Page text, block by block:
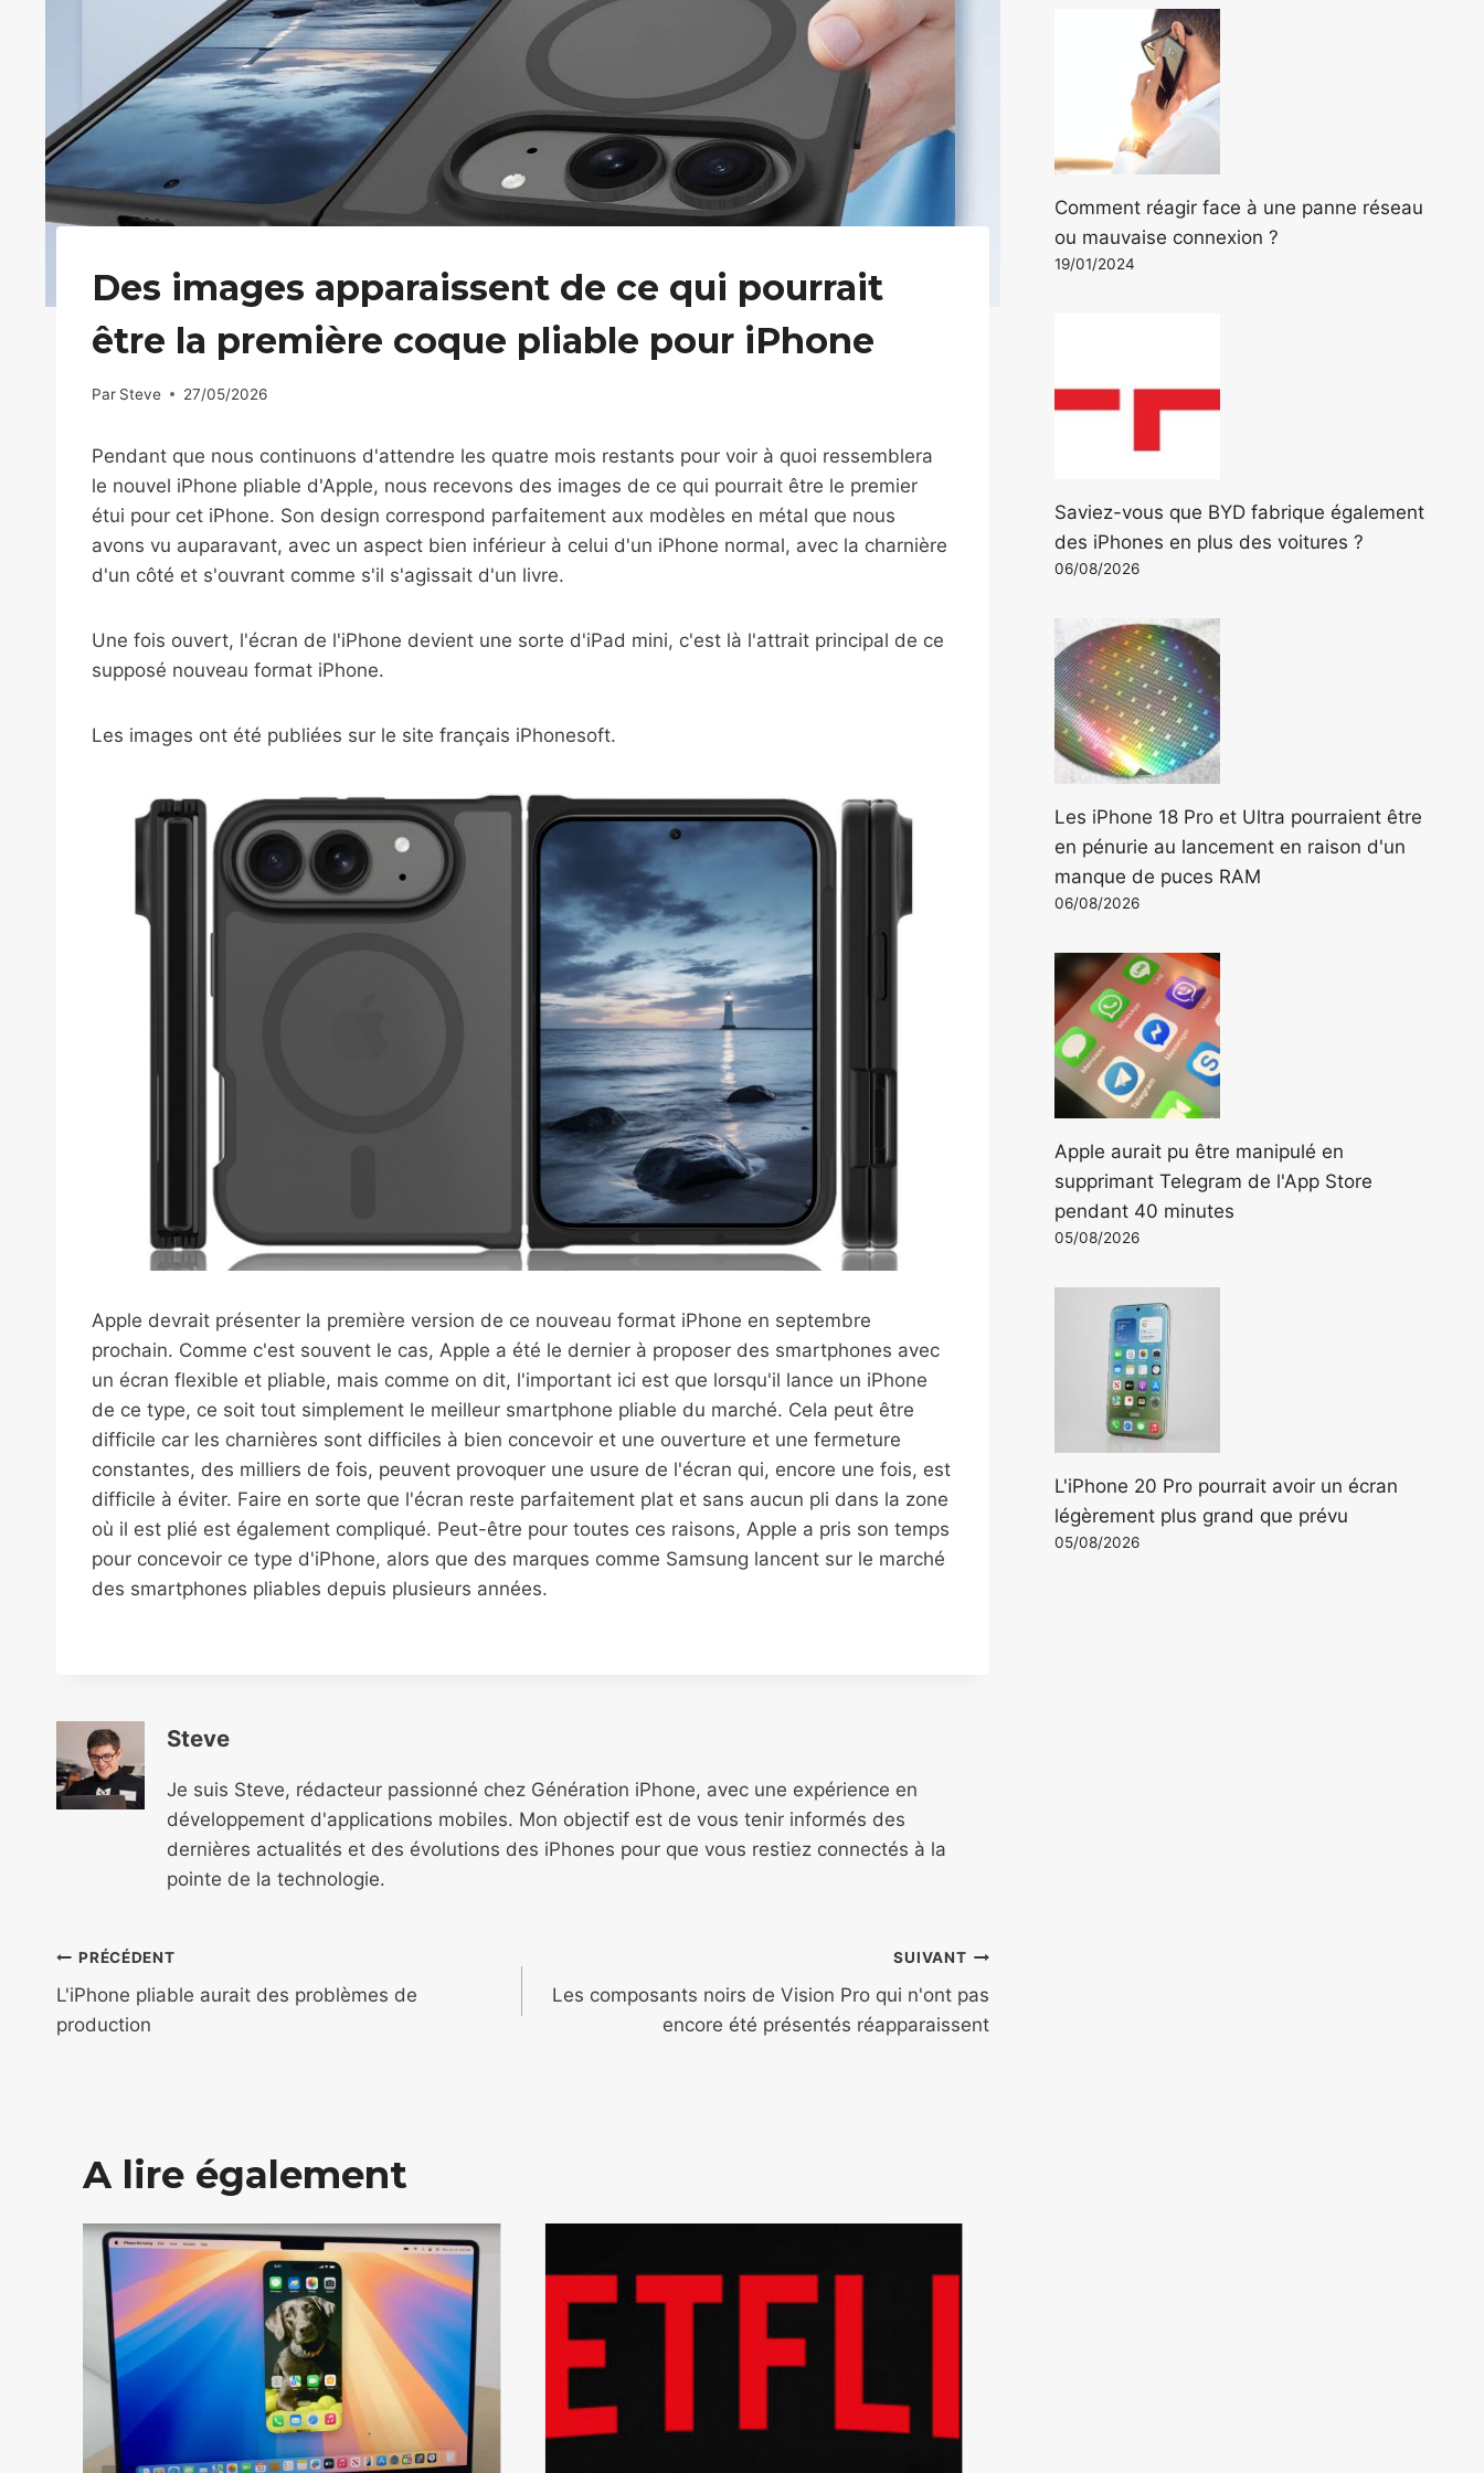
Des images apparaissent de ce qui pourrait
être la première coque pliable pour iPhone
Par Steve 27/05/2026
Pendant que nous continuons d'attendre les quatre mois restants pour voir à quoi ressemblera
le nouvel iPhone pliable d'Apple, nous recevons des images de ce qui pourrait être le premier
étui pour cet iPhone. Son design correspond parfaitement aux modèles en métal que nous
avons vu auparavant, avec un aspect bien inférieur à celui d'un iPhone normal, avec la charnière
d'un côté et s'ouvrant comme s'il s'agissait d'un livre.
Une fois ouvert, l'écran de l'iPhone devient une sorte d'iPad mini, c'est là l'attrait principal de ce
supposé nouveau format iPhone.
Les images ont été publiées sur le site français iPhonesoft.
Apple devrait présenter la première version de ce nouveau format iPhone en septembre
prochain. Comme c'est souvent le cas, Apple a été le dernier à proposer des smartphones avec
un écran flexible et pliable, mais comme on dit, l'important ici est que lorsqu'il lance un iPhone
de ce type, ce soit tout simplement le meilleur smartphone pliable du marché. Cela peut être
difficile car les charnières sont difficiles à bien concevoir et une ouverture et une fermeture
constantes, des milliers de fois, peuvent provoquer une usure de l'écran qui, encore une fois, est
difficile à éviter. Faire en sorte que l'écran reste parfaitement plat et sans aucun pli dans la zone
où il est plié est également compliqué. Peut-être pour toutes ces raisons, Apple a pris son temps
pour concevoir ce type d'iPhone, alors que des marques comme Samsung lancent sur le marché
des smartphones pliables depuis plusieurs années.
Steve
Je suis Steve, rédacteur passionné chez Génération iPhone, avec une expérience en
développement d'applications mobiles. Mon objectif est de vous tenir informés des
dernières actualités et des évolutions des iPhones pour que vous restiez connectés à la
pointe de la technologie.
Navigation
de
l’article
PRÉCÉDENT
L'iPhone pliable aurait des problèmes de
production
SUIVANT
Les composants noirs de Vision Pro qui n'ont pas
encore été présentés réapparaissent
A lire également
Comment réagir face à une panne réseau
ou mauvaise connexion ?
19/01/2024
Saviez-vous que BYD fabrique également
des iPhones en plus des voitures ?
06/08/2026
Les iPhone 18 Pro et Ultra pourraient être
en pénurie au lancement en raison d'un
manque de puces RAM
06/08/2026
Apple aurait pu être manipulé en
supprimant Telegram de l'App Store
pendant 40 minutes
05/08/2026
L'iPhone 20 Pro pourrait avoir un écran
légèrement plus grand que prévu
05/08/2026